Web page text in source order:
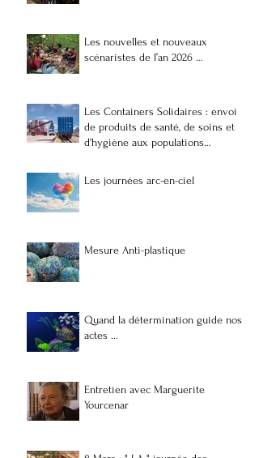
Les nouvelles et nouveaux
scénaristes de l’an 2026 …
Les Containers Solidaires : envoi
de produits de santé, de soins et
d'hygiène aux populations
Les journées arc-en-ciel
Mesure Anti-plastique
Quand la détermination guide nos
actes ...
Entretien avec Marguerite
Yourcenar